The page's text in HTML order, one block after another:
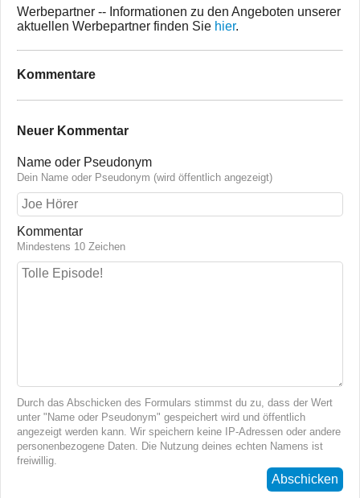
Werbepartner -- Informationen zu den Angeboten unserer
aktuellen Werbepartner finden Sie hier.
Kommentare
Neuer Kommentar
Name oder Pseudonym
Dein Name oder Pseudonym (wird öffentlich angezeigt)
Kommentar
Mindestens 10 Zeichen
Durch das Abschicken des Formulars stimmst du zu, dass der Wert
unter "Name oder Pseudonym" gespeichert wird und öffentlich
angezeigt werden kann. Wir speichern keine IP-Adressen oder andere
personenbezogene Daten. Die Nutzung deines echten Namens ist
freiwillig.
Abschicken